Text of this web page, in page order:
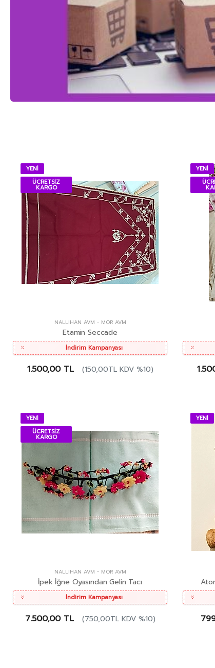
YENİ
ÜCRETSİZ
KARGO
NALLIHAN AVM - MOR AVM
Etamin Seccade
İndirim Kampanyası
1.500,00 TL (150,00TL KDV %10)
YENİ
YENİ
ÜCRETSİZ
KARGO
NALLIHAN AVM - MOR AVM
İpek İğne Oyasından Gelin Tacı
İndirim Kampanyası
7.500,00 TL (750,00TL KDV %10)
YENİ